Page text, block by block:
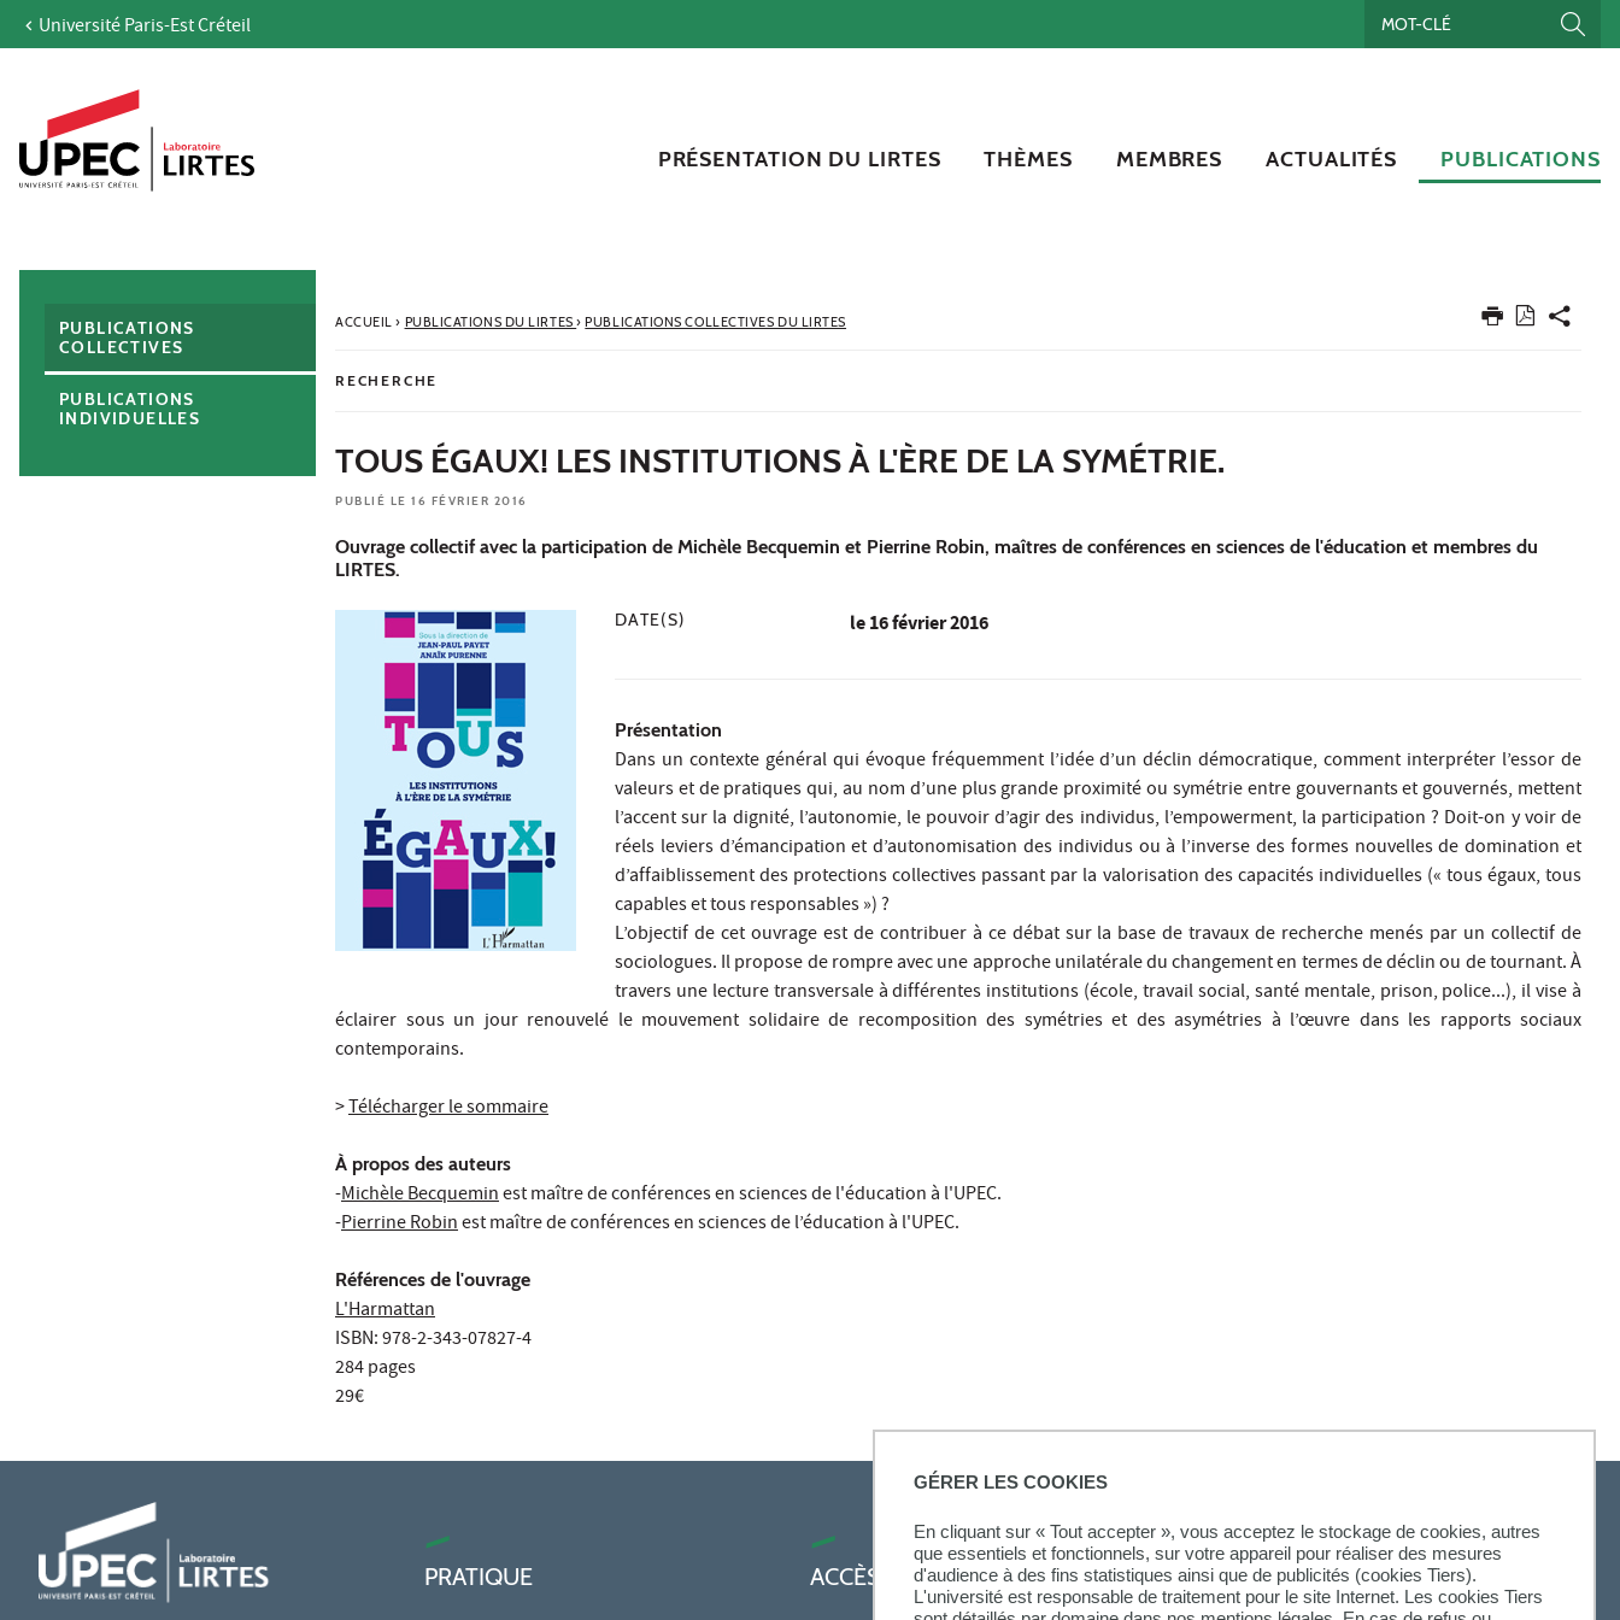
GÉRER LES COOKIES
En cliquant sur « Tout accepter », vous acceptez le stockage de cookies, autres
que essentiels et fonctionnels, sur votre appareil pour réaliser des mesures
d'audience à des fins statistiques ainsi que de publicités (cookies Tiers).
L'université est responsable de traitement pour le site Internet. Les cookies Tiers
Aller au contenu
Accès directs
Recherche
Navigation secondaire
Université Paris-Est Créteil
PRÉSENTATION DU LIRTES THÈMES MEMBRES ACTUALITÉS PUBLICATIONS
ACCUEIL› PUBLICATIONS DU LIRTES› PUBLICATIONS COLLECTIVES DU LIRTES
RECHERCHE
TOUS ÉGAUX! LES INSTITUTIONS À L'ÈRE DE LA SYMÉTRIE.
PUBLIÉ LE 16 FÉVRIER 2016
Ouvrage collectif avec la participation de Michèle Becquemin et Pierrine Robin, maîtres de conférences en sciences de l'éducation et membres du
LIRTES.
DATE(S) le16 février 2016
Présentation
Dans un contexte général qui évoque fréquemment l’idée d’un déclin démocratique, comment interpréter l’essor de
valeurs et de pratiques qui, au nom d’une plus grande proximité ou symétrie entre gouvernants et gouvernés, mettent
l’accent sur la dignité, l’autonomie, le pouvoir d’agir des individus, l’empowerment, la participation ? Doit-on y voir de
réels leviers d’émancipation et d’autonomisation des individus ou à l’inverse des formes nouvelles de domination et
d’affaiblissement des protections collectives passant par la valorisation des capacités individuelles (« tous égaux, tous
capables et tous responsables ») ?
L’objectif de cet ouvrage est de contribuer à ce débat sur la base de travaux de recherche menés par un collectif de
sociologues. Il propose de rompre avec une approche unilatérale du changement en termes de déclin ou de tournant. À
travers une lecture transversale à différentes institutions (école, travail social, santé mentale, prison, police...), il vise à
éclairer sous un jour renouvelé le mouvement solidaire de recomposition des symétries et des asymétries à l’œuvre dans les rapports sociaux
contemporains.
>Télécharger le sommaire
À propos des auteurs
-Michèle Becqueminest maître de conférences en sciences de l'éducation à l'UPEC.
-Pierrine Robinest maître de conférences en sciences de l’éducation à l'UPEC.
Références de l'ouvrage
L'Harmattan
ISBN: 978-2-343-07827-4
284 pages
29€
PUBLICATIONS
COLLECTIVES
PUBLICATIONS
INDIVIDUELLES
PRATIQUE ACCÈS RAPIDES